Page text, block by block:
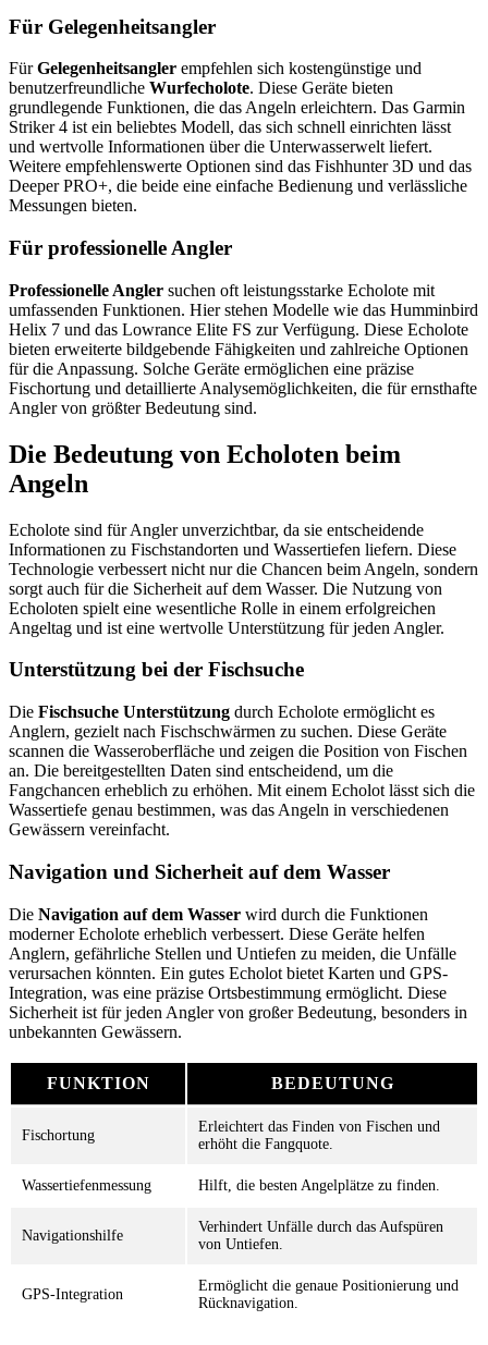
Für Gelegenheitsangler
FürGelegenheitsangler empfehlen sich kostengünstige und
benutzerfreundliche Wurfecholote. Diese Geräte bieten
grundlegende Funktionen, die das Angeln erleichtern. Das Garmin
Striker 4 ist ein beliebtes Modell, das sich schnell einrichten lässt
und wertvolle Informationen über die Unterwasserwelt liefert.
Weitere empfehlenswerte Optionen sind das Fishhunter 3D und das
Deeper PRO+, die beide eine einfache Bedienung und verlässliche
Messungen bieten.
Für professionelle Angler
Professionelle Angler suchen oft leistungsstarke Echolote mit
umfassenden Funktionen. Hier stehen Modelle wie das Humminbird
Helix 7 und das Lowrance Elite FS zur Verfügung. Diese Echolote
bieten erweiterte bildgebende Fähigkeiten und zahlreiche Optionen
für die Anpassung. Solche Geräte ermöglichen eine präzise
Fischortung und detaillierte Analysemöglichkeiten, die für ernsthafte
Angler von größter Bedeutung sind.
Die Bedeutung von Echoloten beim
Angeln
Echolote sind für Angler unverzichtbar, da sie entscheidende
Informationen zu Fischstandorten und Wassertiefen liefern. Diese
Technologie verbessert nicht nur die Chancen beim Angeln, sondern
sorgt auch für die Sicherheit auf dem Wasser. Die Nutzung von
Echoloten spielt eine wesentliche Rolle in einem erfolgreichen
Angeltag und ist eine wertvolle Unterstützung für jeden Angler.
Unterstützung bei der Fischsuche
Die Fischsuche Unterstützung durch Echolote ermöglicht es
Anglern, gezielt nach Fischschwärmen zu suchen. Diese Geräte
scannen die Wasseroberfläche und zeigen die Position von Fischen
an. Die bereitgestellten Daten sind entscheidend, um die
Fangchancen erheblich zu erhöhen. Mit einem Echolot lässt sich die
Wassertiefe genau bestimmen, was das Angeln in verschiedenen
Gewässern vereinfacht.
Navigation und Sicherheit auf dem Wasser
Die Navigation auf dem Wasser wird durch die Funktionen
moderner Echolote erheblich verbessert. Diese Geräte helfen
Anglern, gefährliche Stellen und Untiefen zu meiden, die Unfälle
verursachen könnten. Ein gutes Echolot bietet Karten und GPS-
Integration, was eine präzise Ortsbestimmung ermöglicht. Diese
Sicherheit ist für jeden Angler von großer Bedeutung, besonders in
unbekannten Gewässern.
FUNKTION BEDEUTUNG
Fischortung
Erleichtert das Finden von Fischen und
erhöht die Fangquote.
Wassertiefenmessung Hilft, die besten Angelplätze zu finden.
Navigationshilfe
Verhindert Unfälle durch das Aufspüren
von Untiefen.
GPS-Integration
Ermöglicht die genaue Positionierung und
Rücknavigation.